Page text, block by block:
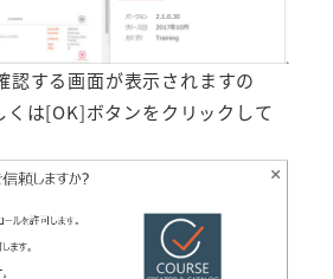
認する画面が表示されますの
くは[OK]ボタンをクリックして